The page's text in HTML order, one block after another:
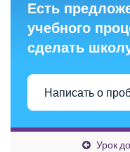
Есть
учебного
сделать
Написать о
Урок